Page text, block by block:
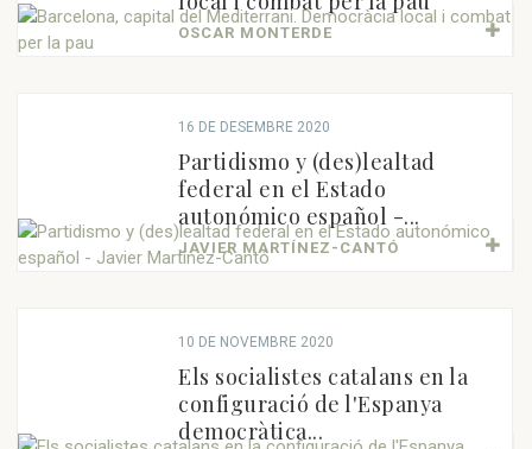
OSCAR MONTERDE
16 DE DESEMBRE 2020
Partidismo y (des)lealtad
federal en el Estado
autonómico español -...
JAVIER MARTÍNEZ-CANTÓ
10 DE NOVEMBRE 2020
Els socialistes catalans en la
configuració de l'Espanya
democràtica...